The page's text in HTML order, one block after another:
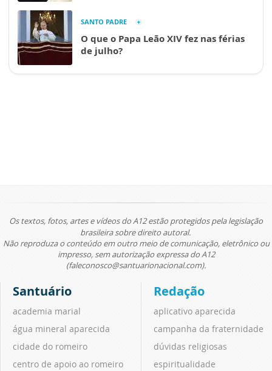
SANTO PADRE
O que o Papa Leão XIV fez nas férias
de julho?
Os textos, fotos, artes e vídeos do A12 estão protegidos pela legislação
brasileira sobre direito autoral.
Não reproduza o conteúdo em outro meio de comunicação, eletrônico ou
impresso, sem autorização expressa do A12
(faleconosco@santuarionacional.com).
Santuário
academia marial
água mineral aparecida
cidade do romeiro
centro de apoio ao romeiro
Redação
aplicativo aparecida
campanha da fraternidade
dúvidas religiosas
espiritualidade